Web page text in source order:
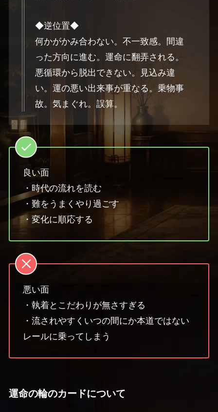
◆逆位置◆
何かがかみ合わない。不一致感。間違
った方向に進む。運命に翻弄される。
悪循環から脱出できない。見込み違
い。運の悪い出来事が重なる。乗物事
故。気まぐれ。誤算。
良い面
・時代の流れを読む
・難をうまくやり過ごす
・変化に順応する
悪い面
・執着とこだわりが無さすぎる
・流されやすくいつの間にか本道ではない
レールに乗ってしまう
運命の輪のカードについて